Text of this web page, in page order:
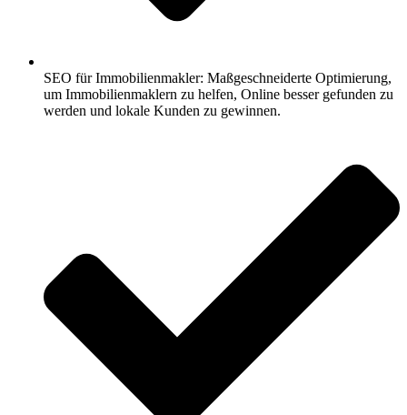
SEO für Immobilienmakler: Maßgeschneiderte Optimierung,
um Immobilienmaklern zu helfen, Online besser gefunden zu
werden und lokale Kunden zu gewinnen.